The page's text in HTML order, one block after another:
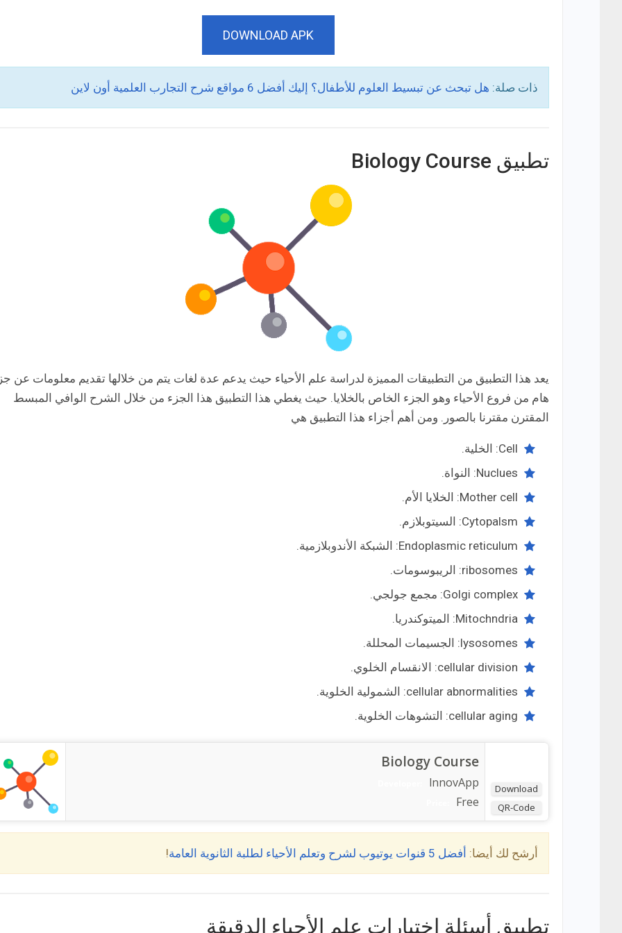
DOWNLOAD APK
ذات صلة: هل تبحث عن تبسيط العلوم للأطفال؟ إليك أفضل 6 مواقع شرح التجارب العلمية أون لاين
تطبيق Biology Course
يعد هذا التطبيق من التطبيقات المميزة لدراسة علم الأحياء حيث يدعم عدة لغات يتم من خلالها تقديم معلومات عن
هام من فروع الأحياء وهو الجزء الخاص بالخلايا. حيث يغطي هذا التطبيق هذا الجزء من خلال الشرح الوافي المبسط
المقترن مقترنا بالصور. ومن أهم أجزاء هذا التطبيق هي
Cell: الخلية.
Nuclues: النواة.
Mother cell: الخلايا الأم.
Cytopalsm: السيتوبلازم.
Endoplasmic reticulum: الشبكة الأندوبلازمية.
ribosomes: الريبوسومات.
Golgi complex: مجمع جولجي.
Mitochndria: الميتوكندريا.
lysosomes: الجسيمات المحللة.
cellular division: الانقسام الخلوي.
cellular abnormalities: الشمولية الخلوية.
cellular aging: التشوهات الخلوية.
Download
QR-Code
Biology Course
lnnovApp
Free
أرشح لك أيضا: أفضل 5 قنوات يوتيوب لشرح وتعلم الأحياء لطلبة الثانوية العامة !
تطبيق أسئلة اختبارات علم الأحياء الدقيقة